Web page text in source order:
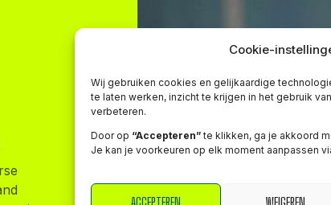
Cookie-
Wij gebruiken cookies en gelijkaardige
te laten werken, inzicht te krijgen in het gebruik
verbeteren.
Door op “Accepteren”te klikken, ga je akkoord
Je kan je voorkeuren op elk moment aanpassen
ACCEPTEREN WEIGEREN